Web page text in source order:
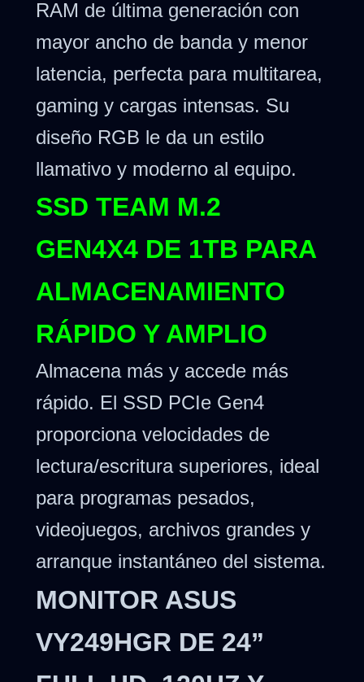
RAM de última generación con
mayor ancho de banda y menor
latencia, perfecta para multitarea,
gaming y cargas intensas. Su
diseño RGB le da un estilo
llamativo y moderno al equipo.
SSD TEAM M.2
GEN4X4 DE 1TB PARA
ALMACENAMIENTO
RÁPIDO Y AMPLIO
Almacena más y accede más
rápido. El SSD PCIe Gen4
proporciona velocidades de
lectura/escritura superiores, ideal
para programas pesados,
videojuegos, archivos grandes y
arranque instantáneo del sistema.
MONITOR ASUS
VY249HGR DE 24”